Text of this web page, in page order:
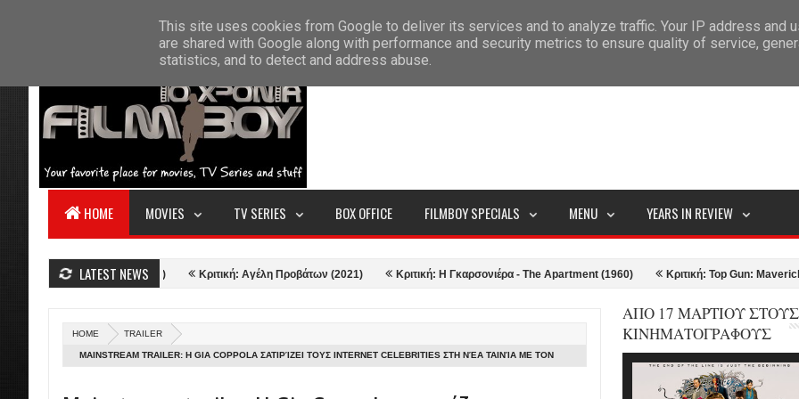
HOME ABOUT US CONTACT SITEMAP
HOME MOVIES TV SERIES BOX OFFICE FILMBOY SPECIALS MENU YEARS IN REVIEW
LATEST NEWS
and Thunder (2022) Κριτική: Αγέλη Προβάτων (2021) Κριτική: Η Γκαρσονιέρα - The Apartment (1960) Κριτική: Top Gun: Maverick (2022)
HOME TRAILER
MAINSTREAM TRAILER: Η GIA COPPOLA ΣΑΤΙΡΊΖΕΙ ΤΟΥΣ INTERNET CELEBRITIES ΣΤΗ ΝΈΑ ΤΑΙΝΊΑ ΜΕ ΤΟΝ
ΑΠΟ 17 ΜΑΡΤΙΟΥ ΣΤΟΥΣ
ΚΙΝΗΜΑΤΟΓΡΑΦΟΥΣ
This site uses cookies from Google to deliver its services and to analyze traffic. Your IP address and
are shared with Google along with performance and security metrics to ensure quality of service,
statistics, and to detect and address abuse.